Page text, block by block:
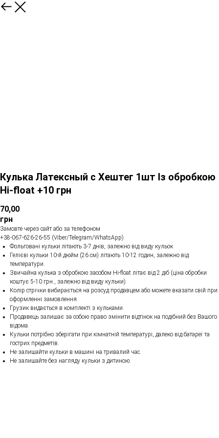
Кулька Латексный с Хештег 1шт Із обробкою
Hi-float +10 грн
70,00
грн
Замовте через сайт або за телефоном
+38-067-626-26-55 (Viber/Telegram/WhatsApp)
Фольговані кульки літають 3-7 днів, залежно від виду кульок
Гелієві кульки 10-й дюйм (26 см) літають 10-12 годин, залежно від
температури.
Звичайна кулька з обробкою засобом Hi-float літає від 2 діб (ціна обробки
коштує 5-10 грн., залежно від виду кульки).
Колір стрічки вибирається на розсуд продавцем або можете вказати свій при
оформленні замовлення.
Грузик видається в комплекті з кульками.
Продавець залишає за собою право змінити відтінок на подібний без Вашого
відома.
Кульки потрібно зберігати при кімнатній температурі, далеко від батареї та
гострих предметів.
Не залишайти кульки в машині на тривалий час.
Не залишайте без нагляду кульки з дитиною.